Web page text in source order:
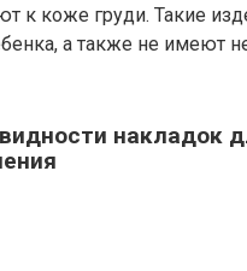
к коже груди. Такие
а также не имеют
накладок